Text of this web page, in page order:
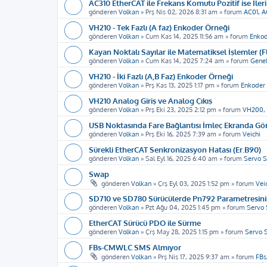
AC310 EtherCAT ile Frekans Komutu Pozitif ise
gönderen Volkan » Prş Nis 02, 2026 8:31 am » forum AC01,
VH210 - Tek Fazlı (A faz) Enkoder Örneği
gönderen Volkan » Cum Kas 14, 2025 11:56 am » forum
Kayan Noktalı Sayılar ile Matematiksel İşlemler
gönderen Volkan » Cum Kas 14, 2025 7:24 am » forum
VH210 - İki Fazlı (A,B Faz) Enkoder Örneği
gönderen Volkan » Prş Kas 13, 2025 1:17 pm » forum Enkoder
VH210 Analog Giriş ve Analog Çıkış
gönderen Volkan » Prş Eki 23, 2025 2:12 pm » forum VH200,
USB Noktasında Fare Bağlantısı İmleç Ekranda
gönderen Volkan » Prş Eki 16, 2025 7:39 am » forum Veichi
Sürekli EtherCAT Senkronizasyon Hatası (Er.B90)
gönderen Volkan » Sal Eyl 16, 2025 6:40 am » forum Servo
Swap
gönderen Volkan » Çrş Eyl 03, 2025 1:52 pm » forum
SD710 ve SD780 Sürücülerde Pn792
gönderen Volkan » Pzt Ağu 04, 2025 1:45 pm » forum Servo
EtherCAT Sürücü PDO ile Sürme
gönderen Volkan » Çrş May 28, 2025 1:15 pm » forum Servo
FBs-CMWLC SMS Almıyor
gönderen Volkan » Prş Nis 17, 2025 9:37 am » forum